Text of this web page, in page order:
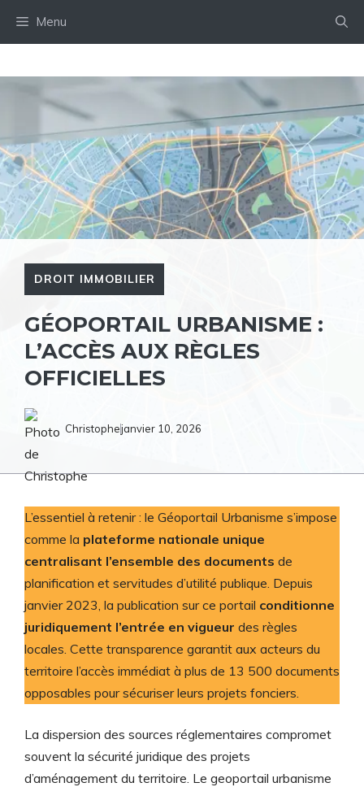
Menu
DROIT IMMOBILIER
GÉOPORTAIL URBANISME :
L’ACCÈS AUX RÈGLES
OFFICIELLES
Christophejanvier 10, 2026
L’essentiel à retenir : le Géoportail Urbanisme s’impose
comme la plateforme nationale unique
centralisant l’ensemble des documents de
planification et servitudes d’utilité publique. Depuis
janvier 2023, la publication sur ce portail conditionne
juridiquement l’entrée en vigueur des règles
locales. Cette transparence garantit aux acteurs du
territoire l’accès immédiat à plus de 13 500 documents
opposables pour sécuriser leurs projets fonciers.
La dispersion des sources réglementaires compromet
souvent la sécurité juridique des projets
d’aménagement du territoire. Le geoportail urbanisme